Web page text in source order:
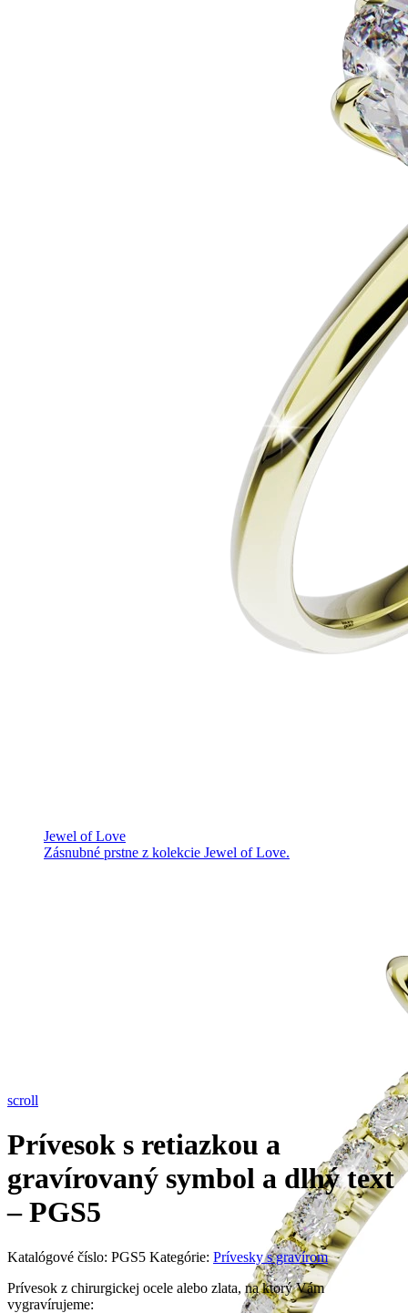
Jewel of Love
Zásnubné prstne z kolekcie Jewel of Love.
scroll
Prívesok s retiazkou a
gravírovaný symbol a dlhý text
– PGS5
Katalógové číslo: PGS5 Kategórie: Prívesky s gravírom
Prívesok z chirurgickej ocele alebo zlata, na ktorý Vám
vygravírujeme: